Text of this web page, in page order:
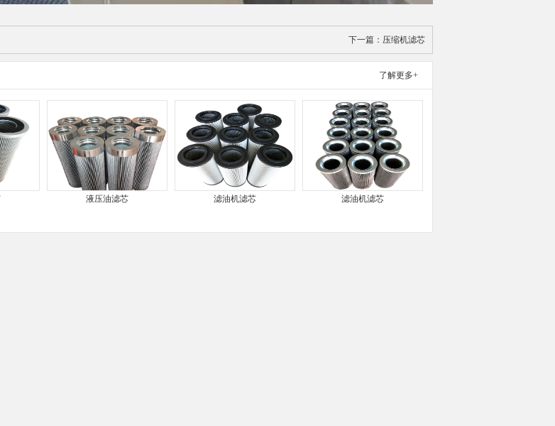
下一篇： 压缩机滤芯
了解更多+
液压油滤芯 滤油机滤芯 滤油机滤芯